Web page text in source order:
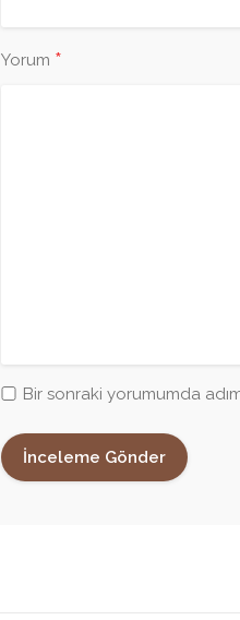
Yorum *
Bir sonraki yorumumda